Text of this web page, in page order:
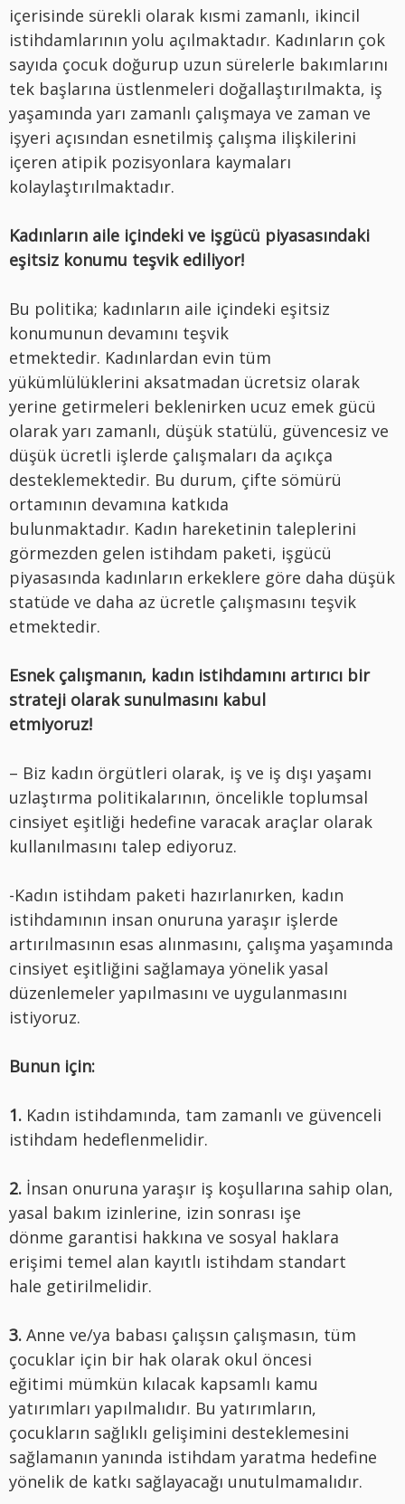
içerisinde sürekli olarak kısmi zamanlı, ikincil
istihdamlarının yolu açılmaktadır. Kadınların çok
sayıda çocuk doğurup uzun sürelerle bakımlarını
tek başlarına üstlenmeleri doğallaştırılmakta, iş
yaşamında yarı zamanlı çalışmaya ve zaman ve
işyeri açısından esnetilmiş çalışma ilişkilerini
içeren atipik pozisyonlara kaymaları
kolaylaştırılmaktadır.
Kadınların aile içindeki ve işgücü piyasasındaki
eşitsiz konumu teşvik ediliyor!
Bu politika; kadınların aile içindeki eşitsiz
konumunun devamını teşvik
etmektedir. Kadınlardan evin tüm
yükümlülüklerini aksatmadan ücretsiz olarak
yerine getirmeleri beklenirken ucuz emek gücü
olarak yarı zamanlı, düşük statülü, güvencesiz ve
düşük ücretli işlerde çalışmaları da açıkça
desteklemektedir. Bu durum, çifte sömürü
ortamının devamına katkıda
bulunmaktadır. Kadın hareketinin taleplerini
görmezden gelen istihdam paketi, işgücü
piyasasında kadınların erkeklere göre daha düşük
statüde ve daha az ücretle çalışmasını teşvik
etmektedir.
Esnek çalışmanın, kadın istihdamını artırıcı bir
strateji olarak sunulmasını kabul
etmiyoruz!
– Biz kadın örgütleri olarak, iş ve iş dışı yaşamı
uzlaştırma politikalarının, öncelikle toplumsal
cinsiyet eşitliği hedefine varacak araçlar olarak
kullanılmasını talep ediyoruz.
-Kadın istihdam paketi hazırlanırken, kadın
istihdamının insan onuruna yaraşır işlerde
artırılmasının esas alınmasını, çalışma yaşamında
cinsiyet eşitliğini sağlamaya yönelik yasal
düzenlemeler yapılmasını ve uygulanmasını
istiyoruz.
Bunun için:
1. Kadın istihdamında, tam zamanlı ve güvenceli
istihdam hedeflenmelidir.
2. İnsan onuruna yaraşır iş koşullarına sahip olan,
yasal bakım izinlerine, izin sonrası işe
dönme garantisi hakkına ve sosyal haklara
erişimi temel alan kayıtlı istihdam standart
hale getirilmelidir.
3. Anne ve/ya babası çalışsın çalışmasın, tüm
çocuklar için bir hak olarak okul öncesi
eğitimi mümkün kılacak kapsamlı kamu
yatırımları yapılmalıdır. Bu yatırımların,
çocukların sağlıklı gelişimini desteklemesini
sağlamanın yanında istihdam yaratma hedefine
yönelik de katkı sağlayacağı unutulmamalıdır.